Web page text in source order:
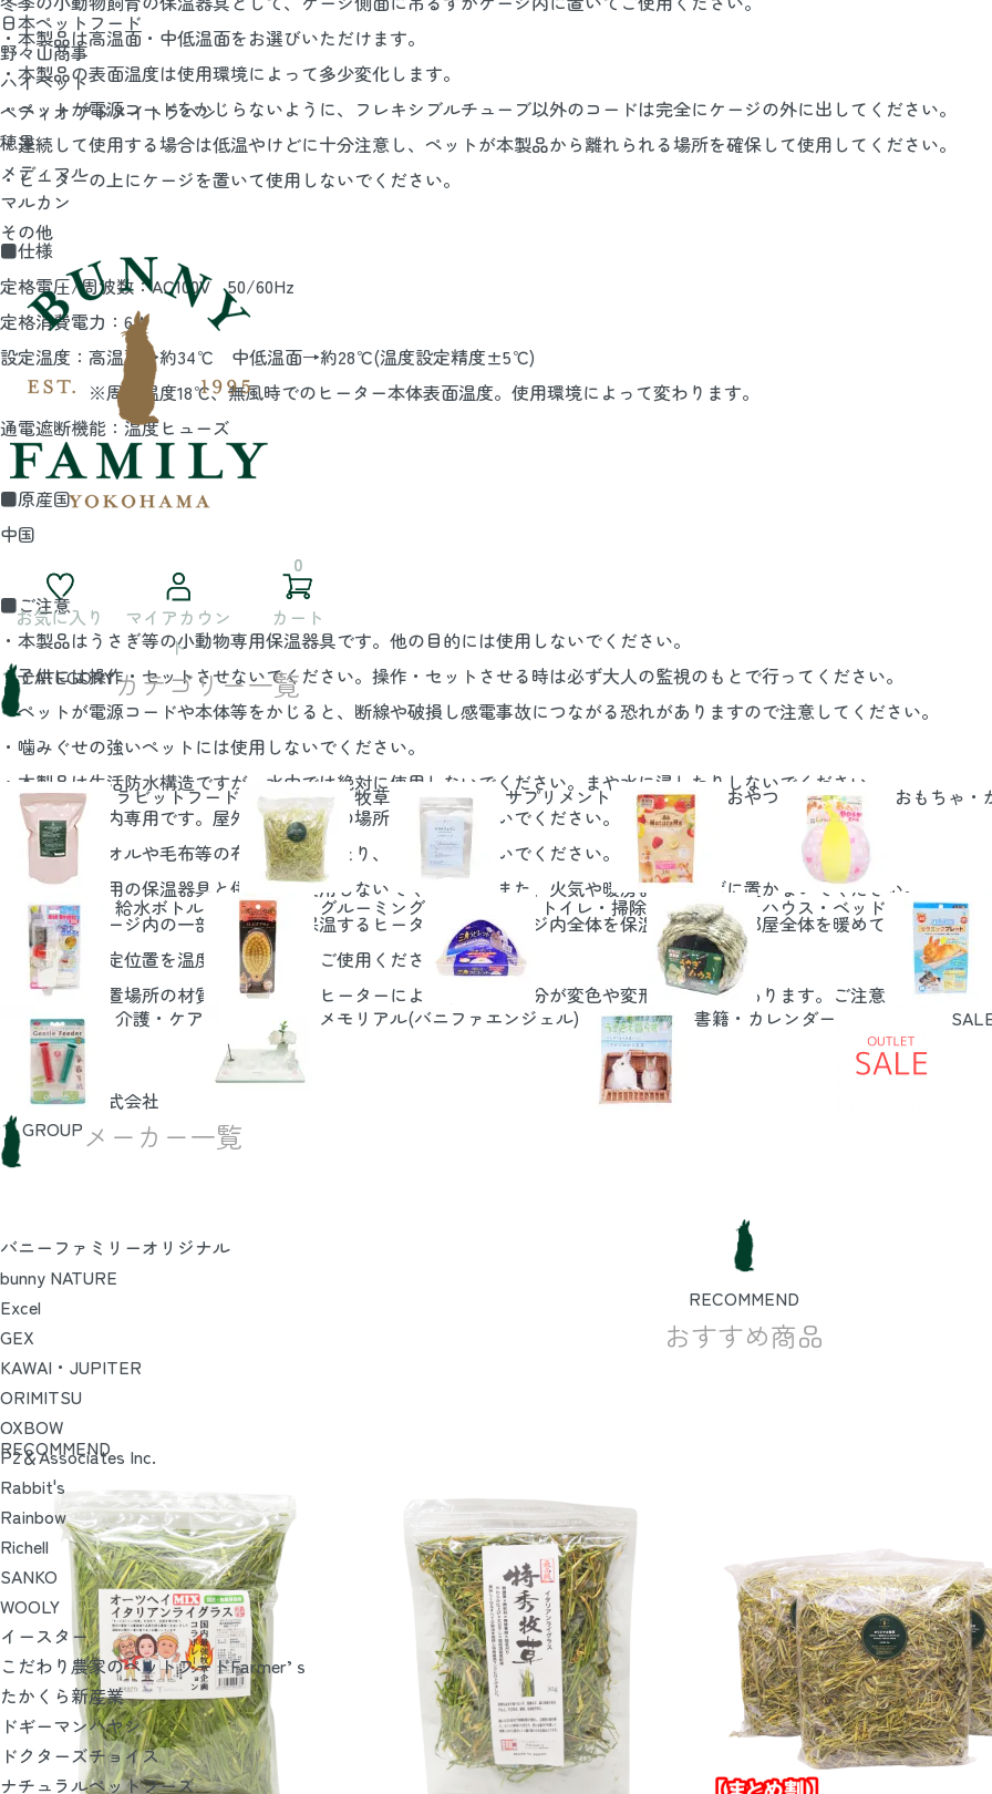
日本ペットフード
野々山商事
ハイペット
ペティオ アドメイトラパン
穂果
メディマル
マルカン
その他
お気に入り
マイアカウン
ト
カート
0
CATEGORYカテゴリー一覧
ラビットフード 牧草 サプリメント おやつ おもちゃ・
給水ボトル グルーミング トイレ・掃除 ハウス・ベッド
介護・ケア メモリアル(バニファエンジェル) 書籍・カレンダー
GROUPメーカー一覧
バニーファミリーオリジナル
bunny NATURE
Excel
GEX
KAWAI・JUPITER
ORIMITSU
OXBOW
P2＆Associates Inc.
Rabbit's
Rainbow
Richell
SANKO
WOOLY
イースター
こだわり農家のペットフードFarmer’ｓ
たかくら新産業
ドギーマンハヤシ
ドクターズチョイス
ナチュラルペットフーズ
・本製品は高温面・中低温面をお選びいただけます。
・本製品の表面温度は使用環境によって多少変化します。
・ペットが電源コードをかじらないように、フレキシブルチューブ以外のコードは完全にケージの外に出してください。
・連続して使用する場合は低温やけどに十分注意し、ペットが本製品から離れられる場所を確保して使用してください。
・ヒーターの上にケージを置いて使用しないでください。
■仕様
定格電圧/周波数：AC100V 50/60Hz
定格消費電力：6Ｗ
設定温度：高温面→約34℃ 中低温面→約28℃(温度設定精度±5℃)
※周囲温度18℃、無風時でのヒーター本体表面温度。使用環境によって変わります。
通電遮断機能：温度ヒューズ
■原産国
中国
■ご注意
・本製品はうさぎ等の小動物専用保温器具です。他の目的には使用しないでください。
・子供には操作・セットさせないでください。操作・セットさせる時は必ず大人の監視のもとで行ってください。
・ペットが電源コードや本体等をかじると、断線や破損し感電事故につながる恐れがありますので注意してください。
・噛みぐせの強いペットには使用しないでください。
・本製品は生活防水構造ですが、水中では絶対に使用しないでください。まや水に浸したりしないでください。
・本製品は室内専用です。屋外や高温多湿の場所では使用しないでください。
・本製品をタオルや毛布等の布類でおおったり、包んだりしないでください。
・他のペット用の保温器具と併用して使用しないでください。また、火気や暖房器具のそばに置かないでください。
・本製品はケージ内の一部を補助的に保温するヒーターです。ケージ内全体を保温する場合は部屋全体を暖めてください。
・本製品の設定位置を温度計で確認し、ご使用ください。
・ケージや設置場所の材質によっては、ヒーターにより暖まった部分が変色や変形する場合があります。ご注意ください。
■販売者
ジェックス株式会社
RECOMMEND
おすすめ商品
RECOMMEND